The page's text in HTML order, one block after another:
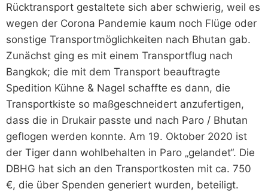
Rücktransport gestaltete sich aber schwierig, weil es
wegen der Corona Pandemie kaum noch Flüge oder
sonstige Transportmöglichkeiten nach Bhutan gab.
Zunächst ging es mit einem Transportflug nach
Bangkok; die mit dem Transport beauftragte
Spedition Kühne & Nagel schaffte es dann, die
Transportkiste so maßgeschneidert anzufertigen,
dass die in Drukair passte und nach Paro / Bhutan
geflogen werden konnte. Am 19. Oktober 2020 ist
der Tiger dann wohlbehalten in Paro „gelandet“. Die
DBHG hat sich an den Transportkosten mit ca. 750
€, die über Spenden generiert wurden, beteiligt.